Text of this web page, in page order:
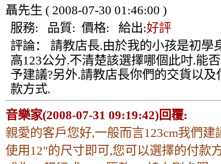
聶先生 ( 2008-07-30 01:46:00 )
服務: 品質: 價格: 給出:好評
評論：
請教店長.由於我的小孩是初學
高123公分.不清楚該選擇哪個此吋.能
予建議?另外.請教店長你們的交貨以及
款方式.
音樂家(2008-07-31 09:19:42)回覆:
親愛的客戶您好,一般而言123cm我們建
使用12"的尺寸即可,您可以選擇的付款